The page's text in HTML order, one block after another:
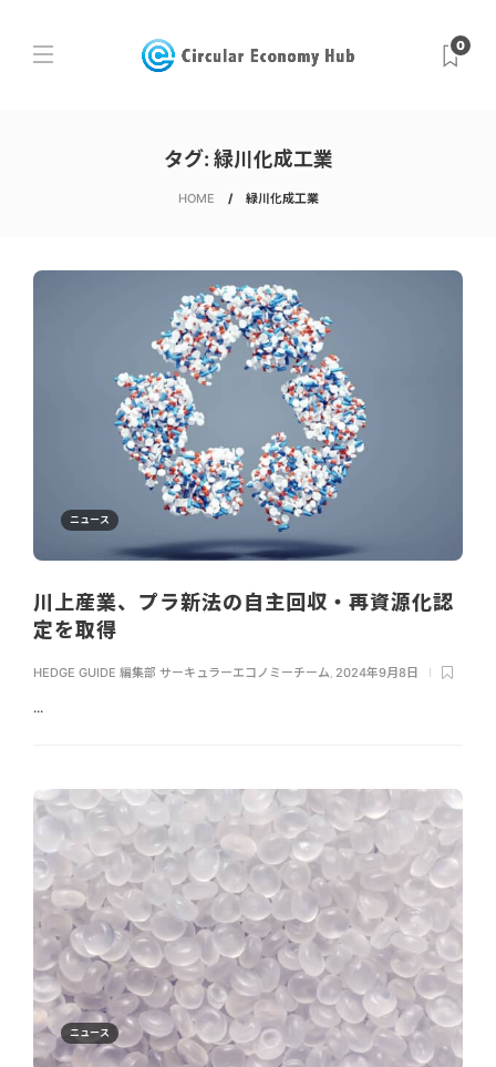
0
タグ: 緑川化成工業
HOME 緑川化成工業
ニュース
川上産業、プラ新法の自主回収・再資源化認
定を取得
HEDGE GUIDE 編集部 サーキュラーエコノミーチーム, 2024年9月8日
...
ニュース